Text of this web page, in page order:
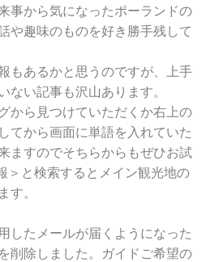
事から気になったポーランドの
や趣味のものを好き勝手残して
もあるかと思うのですが、上手
ない記事も沢山あります。
から見つけていただくか右上の
てから画面に単語を入れていた
ますのでそちらからもぜひお試
と検索するとメイン観光地の
す。
したメールが届くようになった
削除しました。ガイドご希望の